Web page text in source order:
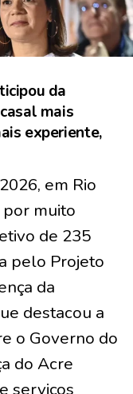
da
mais
experiente,
em Rio
muito
de 235
pelo Projeto
da
destacou a
o Governo do
do Acre
serviços